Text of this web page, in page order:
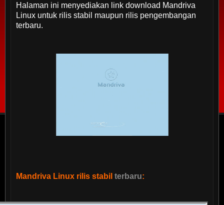
Halaman ini menyediakan link download Mandriva
Linux untuk rilis stabil maupun rilis pengembangan
terbaru.
Mandriva Linux rilis stabilterbaru: